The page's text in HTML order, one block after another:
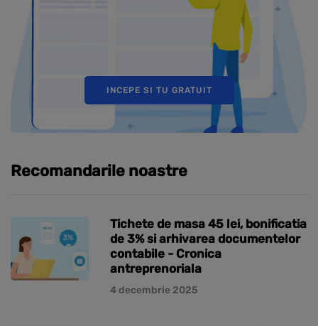
INCEPE SI TU GRATUIT
Recomandarile noastre
Tichete de masa 45 lei, bonificatia
de 3% si arhivarea documentelor
contabile - Cronica
antreprenoriala
4 decembrie 2025